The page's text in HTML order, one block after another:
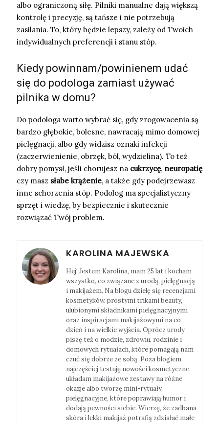
albo ograniczoną siłę. Pilniki manualne dają większą
kontrolę i precyzję, są tańsze i nie potrzebują
zasilania. To, który będzie lepszy, zależy od Twoich
indywidualnych preferencji i stanu stóp.
Kiedy powinnam/powinienem udać
się do podologa zamiast używać
pilnika w domu?
Do podologa warto wybrać się, gdy zrogowacenia są
bardzo głębokie, bolesne, nawracają mimo domowej
pielęgnacji, albo gdy widzisz oznaki infekcji
(zaczerwienienie, obrzęk, ból, wydzielina). To też
dobry pomysł, jeśli chorujesz na cukrzycę, neuropatię
czy masz słabe krążenie, a także gdy podejrzewasz
inne schorzenia stóp. Podolog ma specjalistyczny
sprzęt i wiedzę, by bezpiecznie i skutecznie
rozwiązać Twój problem.
KAROLINA MAJEWSKA
Hej! Jestem Karolina, mam 25 lat i kocham
wszystko, co związane z urodą, pielęgnacją
i makijażem. Na blogu dzielę się recenzjami
kosmetyków, prostymi trikami beauty,
ulubionymi składnikami pielęgnacyjnymi
oraz inspiracjami makijażowymi na co
dzień i na wielkie wyjścia. Oprócz urody
piszę też o modzie, zdrowiu, rodzinie i
domowych rytuałach, które pomagają nam
czuć się dobrze ze sobą. Poza blogiem
najczęściej testuję nowości kosmetyczne,
układam makijażowe zestawy na różne
okazje albo tworzę mini-rytuały
pielęgnacyjne, które poprawiają humor i
dodają pewności siebie. Wierzę, że zadbana
skóra i lekki makijaż potrafią zdziałać małe